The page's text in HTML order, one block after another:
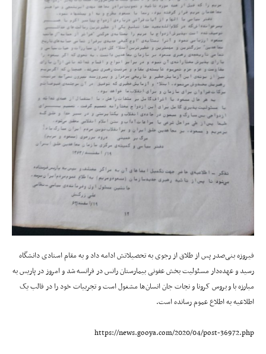
فیروزه بنی‌صدر پس از طلاق از رجوی به تحصیلاتش ادامه داد و به مقام استادی دانشگاه
رسید و عهده‌دار مسئولیت بخش عفونی بیمارستان رانس در فرانسه شد و امروز در پاریس به
مبارزه با ویروس کرونا و نجات جان انسان‌ها مشغول است و تجربیات خود را در قالب یک
اطلاعیه به اطلاع عموم رسانده است.
https://news.gooya.com/2020/04/post-36972.php